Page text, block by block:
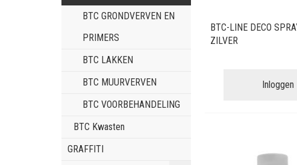
BTC-LINE DECO
ZILVER
Inloggen
BTC GRONDVERVEN EN
PRIMERS
BTC LAKKEN
BTC MUURVERVEN
BTC VOORBEHANDELING
BTC Kwasten
GRAFFITI